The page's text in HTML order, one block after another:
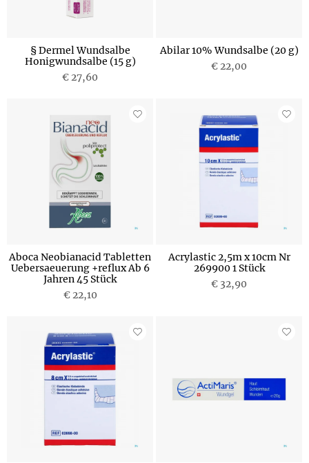
§ Dermel Wundsalbe
Honigwundsalbe (15 g)
€ 27,60
Abilar 10% Wundsalbe (20 g)
€ 22,00
Aboca Neobianacid Tabletten
Uebersaeuerung +reflux Ab 6
Jahren 45 Stück
€ 22,10
Acrylastic 2,5m x 10cm Nr
269900 1 Stück
€ 32,90